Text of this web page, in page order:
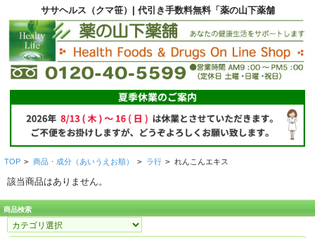
ササヘルス（クマ笹）| 代引き手数料無料「薬の山下薬舗
TOP > 商品・成分（あいうえお順） > ラ行 > れんこんエキス
該当商品はありません。
商品検索